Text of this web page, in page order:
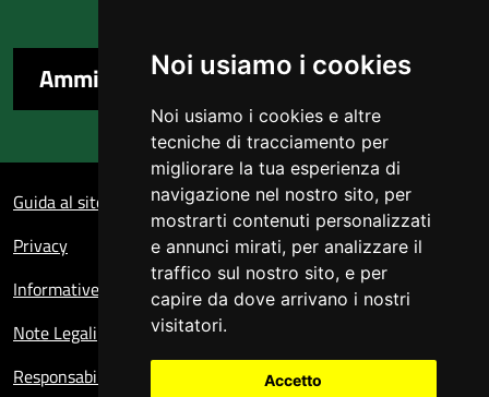
Noi usiamo i cookies
Noi usiamo i cookies e altre
tecniche di tracciamento per
migliorare la tua esperienza di
navigazione nel nostro sito, per
mostrarti contenuti personalizzati
e annunci mirati, per analizzare il
traffico sul nostro sito, e per
capire da dove arrivano i nostri
visitatori.
Accetto
Amministrazione trasparente
Guida al sito
Privacy
Informative sul trattamento dei dati personali
Note Legali
Responsabile del sito